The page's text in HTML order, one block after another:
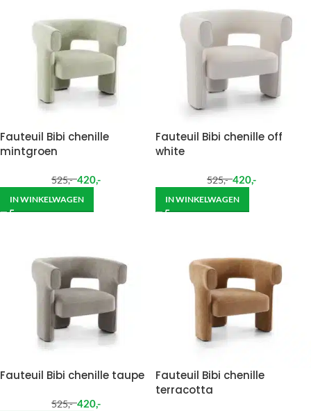
Fauteuil Bibi chenille
mintgroen
525,- 420,-
IN WINKELWAGEN
Fauteuil Bibi chenille off
white
525,- 420,-
IN WINKELWAGEN
Fauteuil Bibi chenille taupe
525,- 420,-
Fauteuil Bibi chenille
terracotta